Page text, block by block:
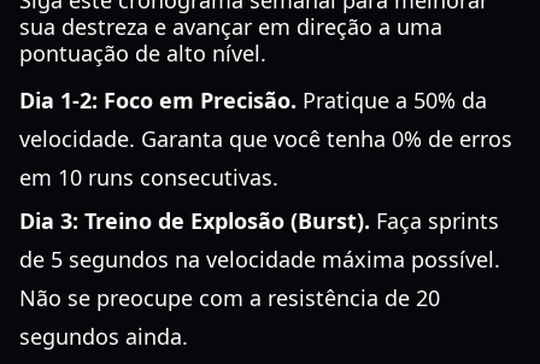
sua destreza e avançar em direção a uma
pontuação de alto nível.
Dia 1-2: Foco em Precisão. Pratique a 50% da
velocidade. Garanta que você tenha 0% de erros
em 10 runs consecutivas.
Dia 3: Treino de Explosão (Burst). Faça sprints
de 5 segundos na velocidade máxima possível.
Não se preocupe com a resistência de 20
segundos ainda.